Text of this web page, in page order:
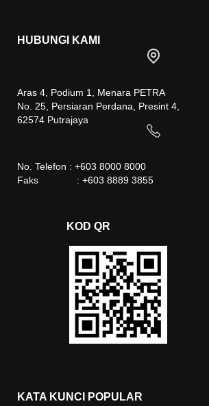
HUBUNGI KAMI
Aras 4, Podium 1, Menara PETRA
No. 25, Persiaran Perdana, Presint 4,
62574 Putrajaya
No. Telefon : +603 8000 8000
Faks : +603 8889 3855
KOD QR
KATA KUNCI POPULAR